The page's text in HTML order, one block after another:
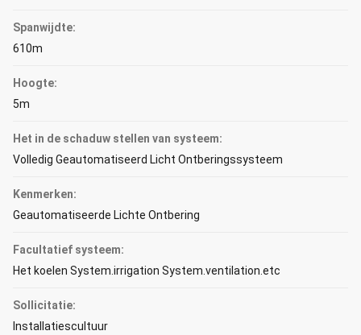
Spanwijdte:
610m
Hoogte:
5m
Het in de schaduw stellen van systeem:
Volledig Geautomatiseerd Licht Ontberingssysteem
Kenmerken:
Geautomatiseerde Lichte Ontbering
Facultatief systeem:
Het koelen System.irrigation System.ventilation.etc
Sollicitatie:
Installatiescultuur